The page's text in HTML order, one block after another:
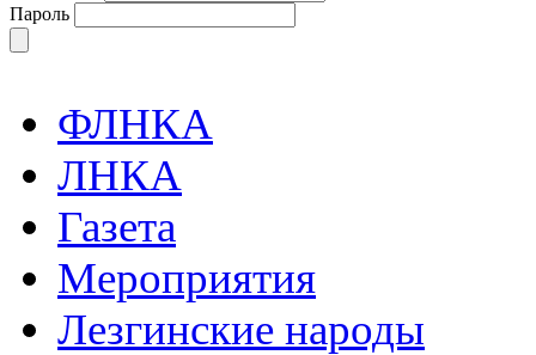
Пароль
ФЛНКА
ЛНКА
Газета
Мероприятия
Лезгинские народы